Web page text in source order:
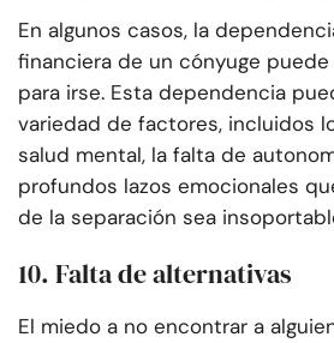
En algunos casos, la
financiera de un cónyuge
para irse. Esta dependencia
variedad de factores, incluidos
salud mental, la falta de
profundos lazos emocionales
de la separación sea
10. Falta de alternativas
El miedo a no encontrar a